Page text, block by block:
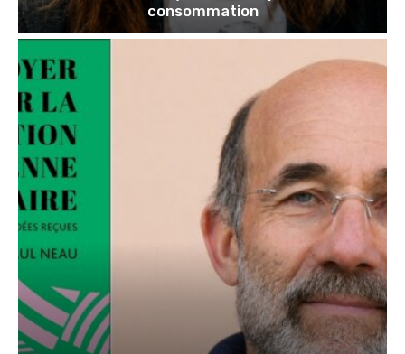
consommation